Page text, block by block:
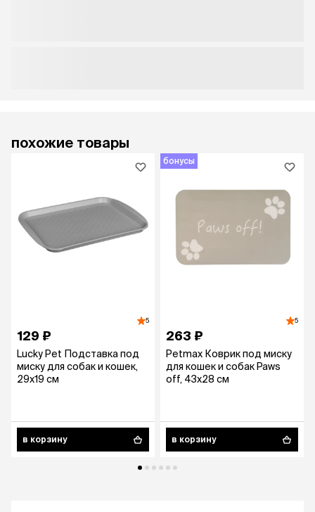
похожие товары
5
129 ₽
Lucky Pet Подставка под
миску для собак и кошек,
29х19 см
в корзину
бонусы
5
263 ₽
Petmax Коврик под миску
для кошек и собак Paws
off, 43х28 см
в корзину